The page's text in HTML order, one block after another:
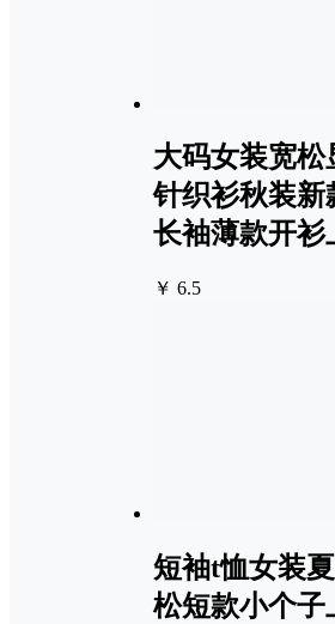
大码女装宽松
针织衫秋装
长袖薄款开衫
￥ 6.5
短袖t恤女装
松短款小个子